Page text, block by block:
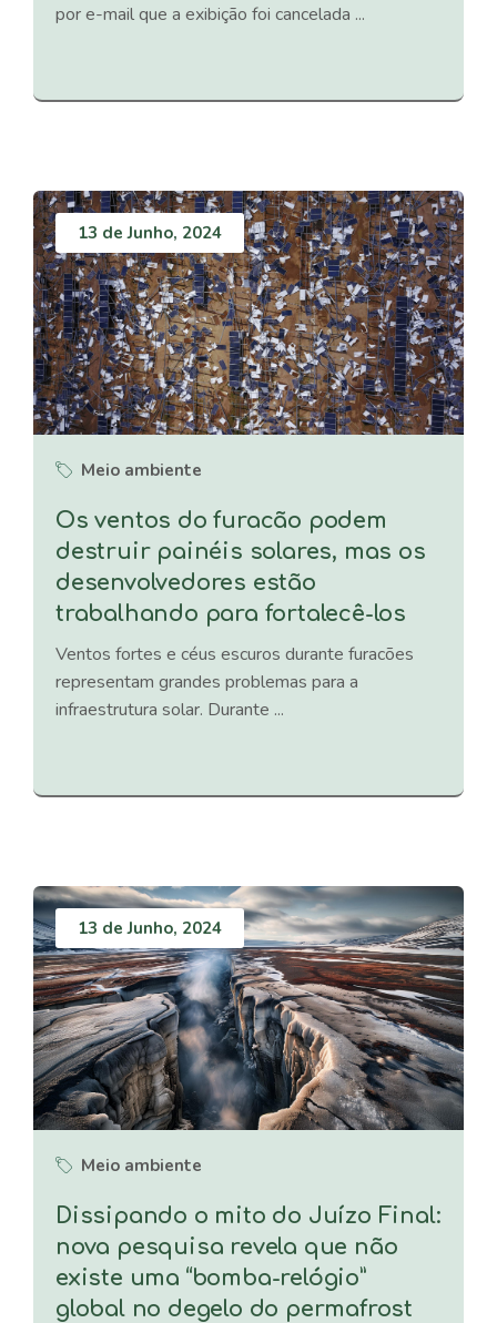
por e-mail que a exibição foi cancelada ...
13 de Junho, 2024
Meio ambiente
Os ventos do furacão podem
destruir painéis solares, mas os
desenvolvedores estão
trabalhando para fortalecê-los
Ventos fortes e céus escuros durante furacões
representam grandes problemas para a
infraestrutura solar. Durante ...
13 de Junho, 2024
Meio ambiente
Dissipando o mito do Juízo Final:
nova pesquisa revela que não
existe uma “bomba-relógio”
global no degelo do permafrost